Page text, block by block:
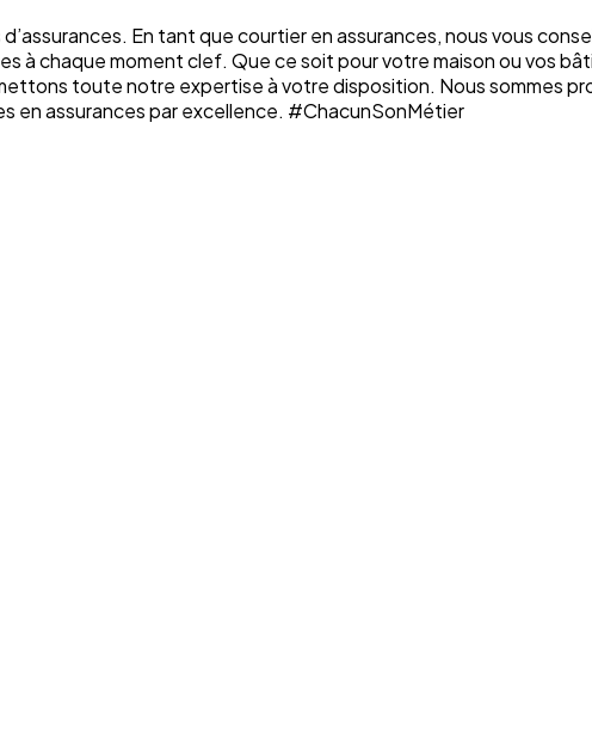
En tant que courtier en assurances, nous vous
à chaque moment clef. Que ce soit pour votre maison ou vos
toute notre expertise à votre disposition. Nous sommes
en assurances par excellence. #ChacunSonMétier